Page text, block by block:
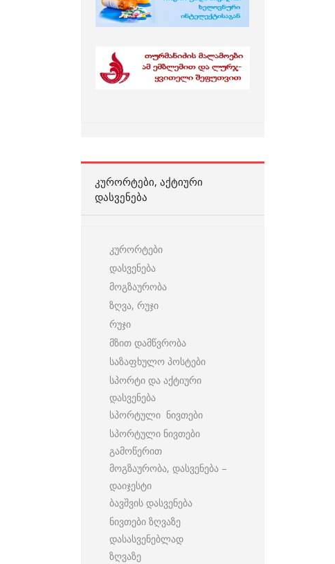
ᲙᲣᲠᲝᲠᲢᲔᲑᲘ, ᲐᲥᲢᲘᲣᲠᲘ
ᲓᲐᲡᲕᲔᲜᲔᲑᲐ
კურორტები
დასვენება
მოგზაურობა
ზღვა, რუჯი
რუჯი
მზით დამწვრობა
საზაფხულო პოსტები
სპორტი და აქტიური
დასვენება
სპორტული ნივთები
სპორტული ნივთები
გამოწერით
მოგზაურობა, დასვენება –
დაიჯესტი
ბავშვის დასვენება
ნივთები ზღვაზე
დასასვენებლად
ზღვაზე